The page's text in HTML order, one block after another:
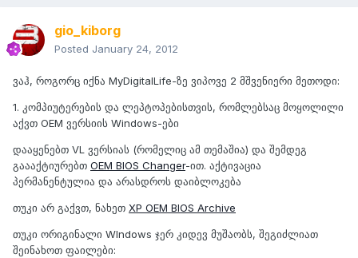
gio_kiborg
Posted January 24, 2012
ვაჰ, როგორც იქნა MyDigitalLife-ზე ვიპოვე 2 მშვენიერი მეთოდი:
1. კომპიუტერების და ლეპტოპებისთვის, რომლებსაც მოყოლილი
აქვთ OEM ვერსიის Windows-ები
დააყენებთ VL ვერსიას (რომელიც ამ თემაშია) და შემდეგ
გაააქტიურებთ OEM BIOS Changer-ით. აქტივაცია
პერმანენტულია და არასდროს დაიბლოკება
თუკი არ გაქვთ, ნახეთ XP OEM BIOS Archive
თუკი ორიგინალი WIndows ჯერ კიდევ მუშაობს, შეგიძლიათ
შეინახოთ ფაილები: